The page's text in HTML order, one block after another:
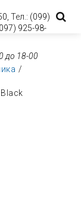
Тел.: (099)
925-98-
до 18-00